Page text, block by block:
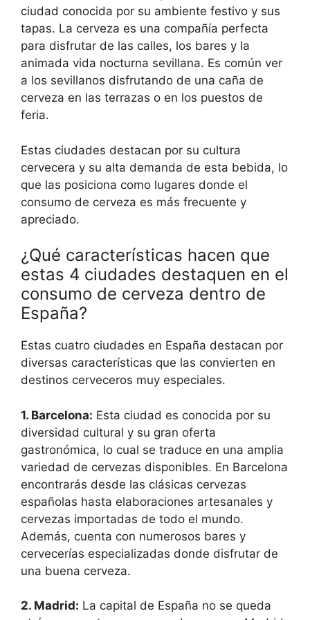
ciudad conocida por su ambiente festivo y sus
tapas. La cerveza es una compañía perfecta
para disfrutar de las calles, los bares y la
animada vida nocturna sevillana. Es común ver
a los sevillanos disfrutando de una caña de
cerveza en las terrazas o en los puestos de
feria.
Estas ciudades destacan por su cultura
cervecera y su alta demanda de esta bebida, lo
que las posiciona como lugares donde el
consumo de cerveza es más frecuente y
apreciado.
¿Qué características hacen que
estas 4 ciudades destaquen en el
consumo de cerveza dentro de
España?
Estas cuatro ciudades en España destacan por
diversas características que las convierten en
destinos cerveceros muy especiales.
1. Barcelona: Esta ciudad es conocida por su
diversidad cultural y su gran oferta
gastronómica, lo cual se traduce en una amplia
variedad de cervezas disponibles. En Barcelona
encontrarás desde las clásicas cervezas
españolas hasta elaboraciones artesanales y
cervezas importadas de todo el mundo.
Además, cuenta con numerosos bares y
cervecerías especializadas donde disfrutar de
una buena cerveza.
2. Madrid: La capital de España no se queda